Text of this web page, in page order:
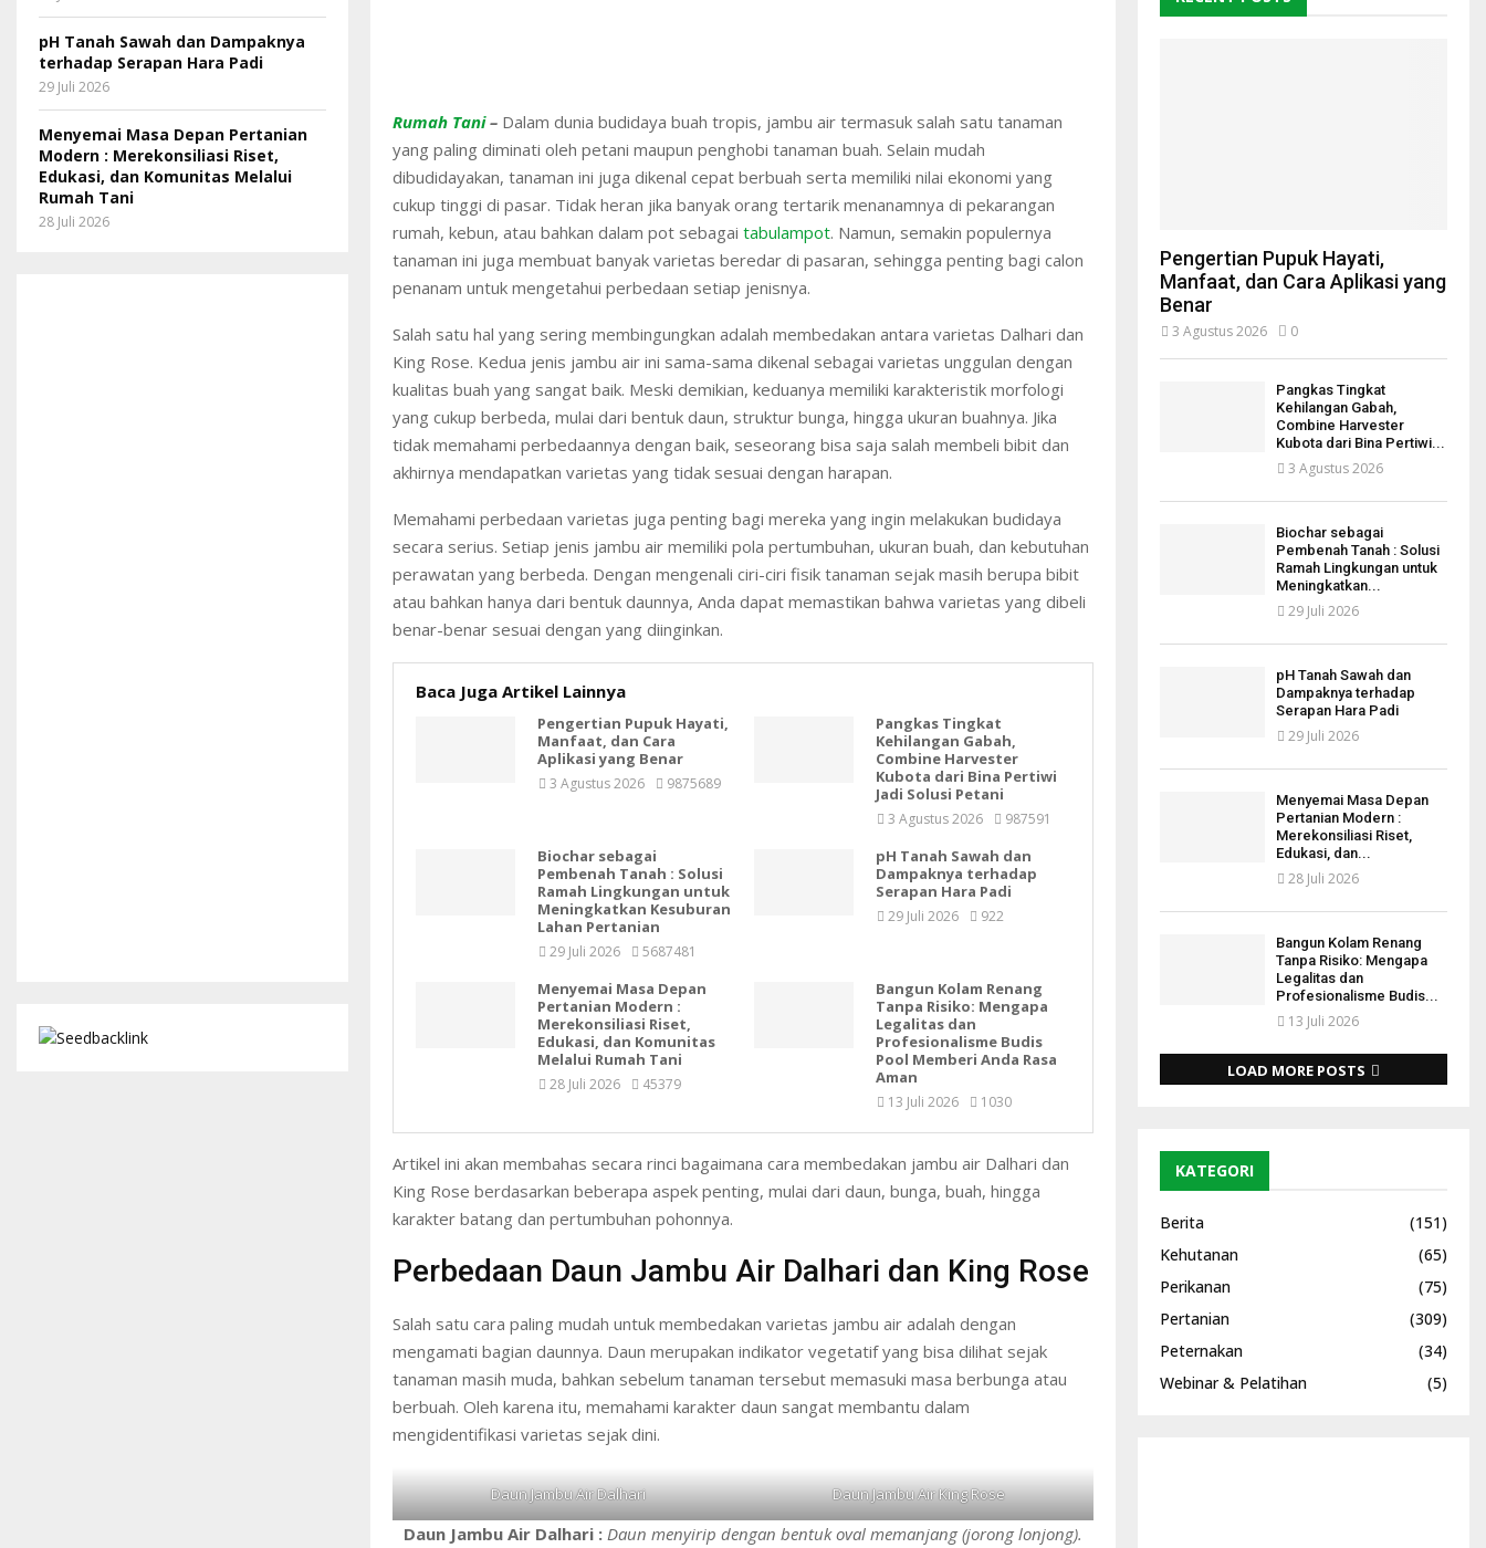
Rumah Tani– Dalam dunia budidaya buah tropis, jambu air termasuk salah satu tanaman
yang paling diminati oleh petani maupun penghobi tanaman buah. Selain mudah
dibudidayakan, tanaman ini juga dikenal cepat berbuah serta memiliki nilai ekonomi yang
cukup tinggi di pasar. Tidak heran jika banyak orang tertarik menanamnya di pekarangan
rumah, kebun, atau bahkan dalam pot sebagai tabulampot. Namun, semakin populernya
tanaman ini juga membuat banyak varietas beredar di pasaran, sehingga penting bagi calon
penanam untuk mengetahui perbedaan setiap jenisnya.
Salah satu hal yang sering membingungkan adalah membedakan antara varietas Dalhari dan
King Rose. Kedua jenis jambu air ini sama-sama dikenal sebagai varietas unggulan dengan
kualitas buah yang sangat baik. Meski demikian, keduanya memiliki karakteristik morfologi
yang cukup berbeda, mulai dari bentuk daun, struktur bunga, hingga ukuran buahnya. Jika
tidak memahami perbedaannya dengan baik, seseorang bisa saja salah membeli bibit dan
akhirnya mendapatkan varietas yang tidak sesuai dengan harapan.
Memahami perbedaan varietas juga penting bagi mereka yang ingin melakukan budidaya
secara serius. Setiap jenis jambu air memiliki pola pertumbuhan, ukuran buah, dan kebutuhan
perawatan yang berbeda. Dengan mengenali ciri-ciri fisik tanaman sejak masih berupa bibit
atau bahkan hanya dari bentuk daunnya, Anda dapat memastikan bahwa varietas yang dibeli
benar-benar sesuai dengan yang diinginkan.
Baca Juga Artikel Lainnya
Pengertian Pupuk Hayati,
Manfaat, dan Cara
Aplikasi yang Benar
3 Agustus 2026 9875689
Pangkas Tingkat
Kehilangan Gabah,
Combine Harvester
Kubota dari Bina Pertiwi
Jadi Solusi Petani
3 Agustus 2026 987591
Biochar sebagai
Pembenah Tanah : Solusi
Ramah Lingkungan untuk
Meningkatkan Kesuburan
Lahan Pertanian
29 Juli 2026 5687481
pH Tanah Sawah dan
Dampaknya terhadap
Serapan Hara Padi
29 Juli 2026 922
Menyemai Masa Depan
Pertanian Modern :
Merekonsiliasi Riset,
Edukasi, dan Komunitas
Melalui Rumah Tani
28 Juli 2026 45379
Bangun Kolam Renang
Tanpa Risiko: Mengapa
Legalitas dan
Profesionalisme Budis
Pool Memberi Anda Rasa
Aman
13 Juli 2026 1030
Artikel ini akan membahas secara rinci bagaimana cara membedakan jambu air Dalhari dan
King Rose berdasarkan beberapa aspek penting, mulai dari daun, bunga, buah, hingga
karakter batang dan pertumbuhan pohonnya.
Perbedaan Daun Jambu Air Dalhari dan King Rose
Salah satu cara paling mudah untuk membedakan varietas jambu air adalah dengan
mengamati bagian daunnya. Daun merupakan indikator vegetatif yang bisa dilihat sejak
tanaman masih muda, bahkan sebelum tanaman tersebut memasuki masa berbunga atau
berbuah. Oleh karena itu, memahami karakter daun sangat membantu dalam
mengidentifikasi varietas sejak dini.
Daun Jambu Air Dalhari Daun Jambu Air King Rose
Daun Jambu Air Dalhari : Daun menyirip dengan bentuk oval memanjang (jorong lonjong).
pH Tanah Sawah dan Dampaknya
terhadap Serapan Hara Padi
29 Juli 2026
Menyemai Masa Depan Pertanian
Modern : Merekonsiliasi Riset,
Edukasi, dan Komunitas Melalui
Rumah Tani
28 Juli 2026
Pengertian Pupuk Hayati,
Manfaat, dan Cara Aplikasi yang
Benar
3 Agustus 2026 0
Pangkas Tingkat
Kehilangan Gabah,
Combine Harvester
Kubota dari Bina Pertiwi...
3 Agustus 2026
Biochar sebagai
Pembenah Tanah : Solusi
Ramah Lingkungan untuk
Meningkatkan...
29 Juli 2026
pH Tanah Sawah dan
Dampaknya terhadap
Serapan Hara Padi
29 Juli 2026
Menyemai Masa Depan
Pertanian Modern :
Merekonsiliasi Riset,
Edukasi, dan...
28 Juli 2026
Bangun Kolam Renang
Tanpa Risiko: Mengapa
Legalitas dan
Profesionalisme Budis...
13 Juli 2026
LOAD MORE POSTS
KATEGORI
Berita
(151)
Kehutanan
(65)
Perikanan
(75)
Pertanian
(309)
Peternakan
(34)
Webinar & Pelatihan
(5)